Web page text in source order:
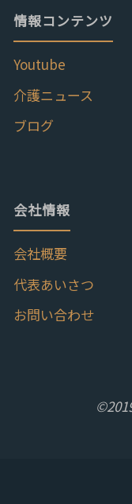
情報コンテンツ
Youtube
介護ニュース
ブログ
会社情報
会社概要
代表あいさつ
お問い合わせ